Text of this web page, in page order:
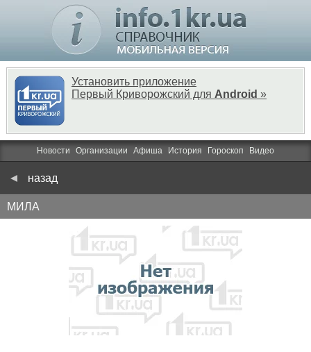
Установить приложение
Первый Криворожский для Android »
Новости Организации Афиша История Гороскоп Видео
назад
МИЛА